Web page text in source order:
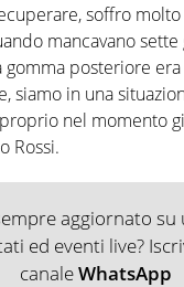
soffro
mancavano
posteriore
siamo in una
nel momento
Rossi.
aggiornato su
ed eventi live?
canaleWhatsApp